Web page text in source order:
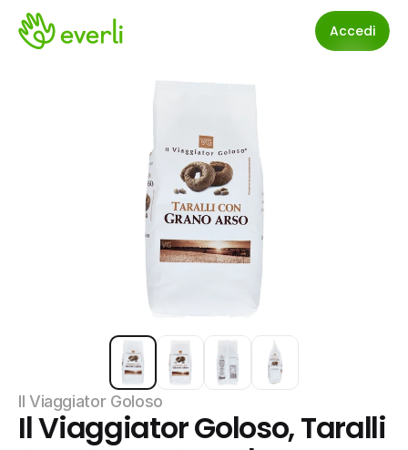
Accedi
Il Viaggiator Goloso
Il Viaggiator Goloso, Taralli